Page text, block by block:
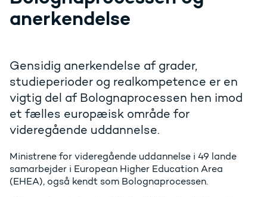
anerkendelse
Gensidig anerkendelse af grader,
studieperioder og realkompetence er en
vigtig del af Bolognaprocessen hen imod
et fælles europæisk område for
videregående uddannelse.
Ministrene for videregående uddannelse i 49 lande
samarbejder i European Higher Education Area
(EHEA), også kendt som Bolognaprocessen.